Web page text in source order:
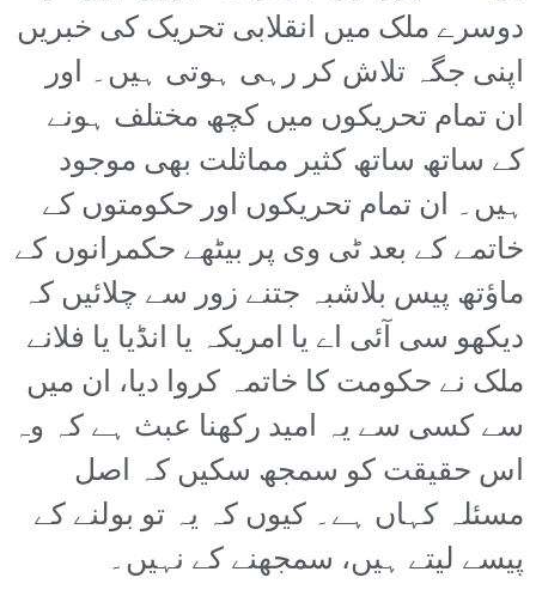
دوسرے ملک میں انقلابی تحریک کی خبریں
اپنی جگہ تلاش کر رہی ہوتی ہیں۔ اور
ان تمام تحریکوں میں کچھ مختلف ہونے
کے ساتھ ساتھ کثیر مماثلت بھی موجود
ہیں۔ ان تمام تحریکوں اور حکومتوں کے
خاتمے کے بعد ٹی وی پر بیٹھے حکمرانوں کے
ماؤتھ پیس بلاشبہ جتنے زور سے چلائیں کہ
دیکھو سی آئی اے یا امریکہ یا انڈیا یا فلانے
ملک نے حکومت کا خاتمہ کروا دیا، ان میں
سے کسی سے یہ امید رکھنا عبث ہے کہ وہ
اس حقیقت کو سمجھ سکیں کہ اصل
مسئلہ کہاں ہے۔ کیوں کہ یہ تو بولنے کے
پیسے لیتے ہیں، سمجھنے کے نہیں۔